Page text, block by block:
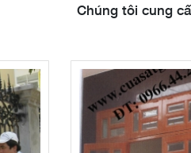
Chúng tôi cung